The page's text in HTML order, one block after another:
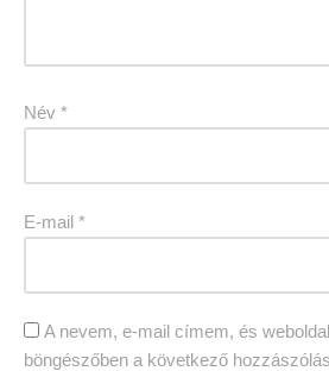
Név *
E-mail *
A nevem, e-mail címem, és
böngészőben a következő